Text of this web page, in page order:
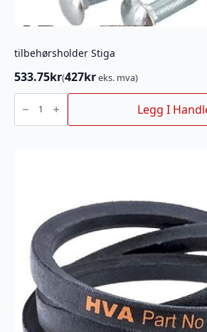
tilbehørsholder Stiga
533.75kr(427kreks. mva)
tilbehørsholder
antall Legg I